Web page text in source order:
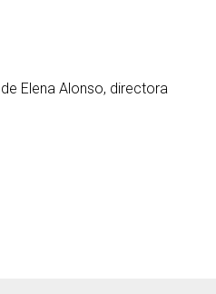
Elena Alonso, directora